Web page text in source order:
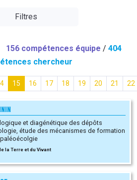
Filtres
156 compétences équipe / 404
chercheur
15 16 17 18 19 20 21 22
et diagénétique des dépôts
étude des mécanismes de formation
la Terre et du Vivant